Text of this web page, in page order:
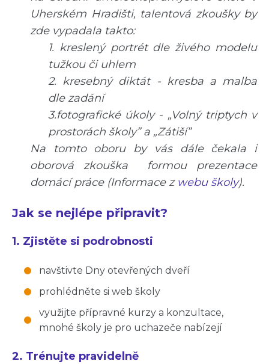
Uherském Hradišti, talentová zkoušky by
zde vypadala takto:
1. kreslený portrét dle živého modelu
tužkou či uhlem
2. kresebný diktát - kresba a malba
dle zadání
3.fotografické úkoly - „Volný triptych v
prostorách školy” a „Zátiší”
Na tomto oboru by vás dále čekala i
oborová zkouška formou prezentace
domácí práce (Informace z webu školy).
Jak se nejlépe připravit?
1. Zjistěte si podrobnosti
navštivte Dny otevřených dveří
prohlédněte si web školy
využijte přípravné kurzy a konzultace,
mnohé školy je pro uchazeče nabízejí
2. Trénujte pravidelně